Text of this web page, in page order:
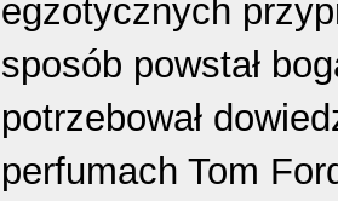
egzotycznych
sposób powstał
potrzebował
perfumach Tom